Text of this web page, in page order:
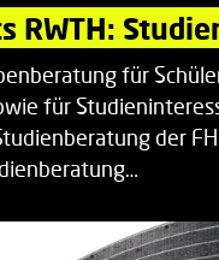
RWTH:
für
für
der